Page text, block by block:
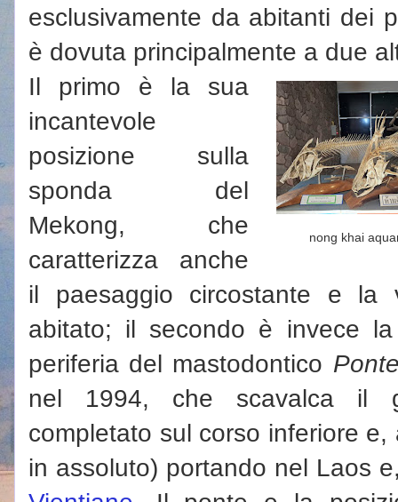
esclusivamente da abitanti dei
è dovuta principalmente a due
nong khai
Il primo è la sua
incantevole
posizione sulla
sponda del
Mekong, che
caratterizza anche
il paesaggio circostante e la
abitato; il secondo è invece la
periferia del mastodontico
nel 1994, che scavalca il
completato sul corso inferiore
in assoluto) portando nel Laos